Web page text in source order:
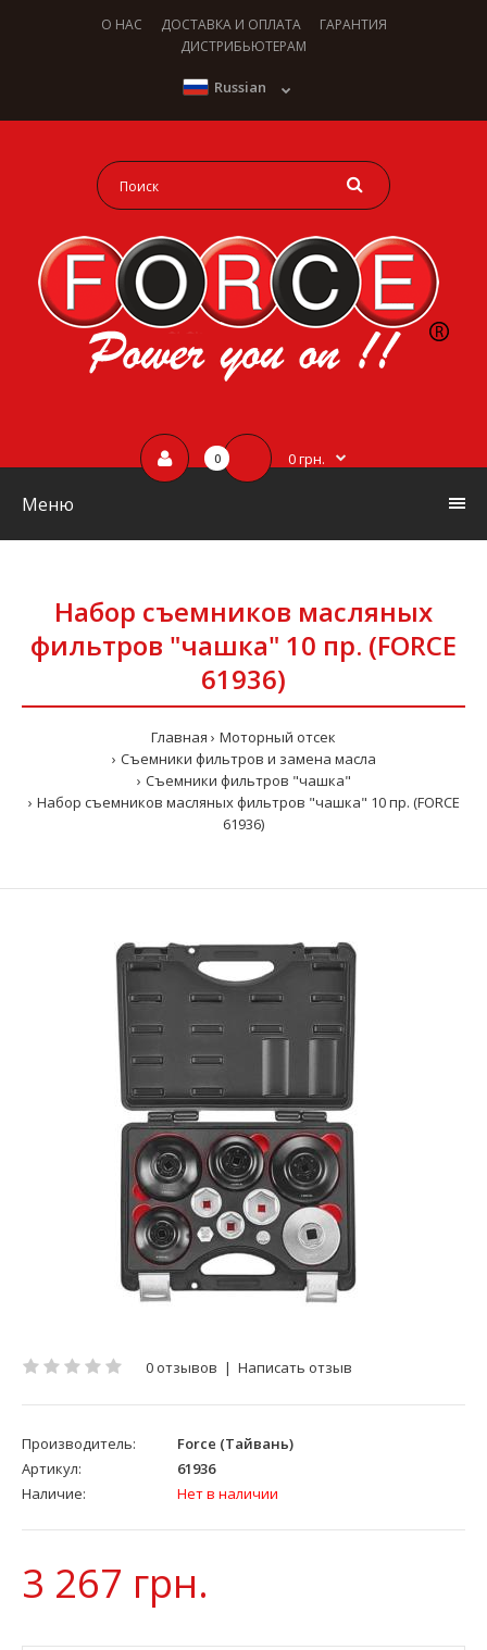
О НАС ДОСТАВКА И ОПЛАТА
ГАРАНТИЯ
ДИСТРИБЬЮТЕРАМ
Russian
0 0 грн.
Меню
Набор съемников масляных
фильтров "чашка" 10 пр. (FORCE
61936)
Главная
Моторный отсек
Съемники фильтров и замена масла
Съемники фильтров "чашка"
Набор съемников масляных фильтров "чашка" 10 пр. (FORCE
61936)
0 отзывов | Написать отзыв
Производитель:
Force (Тайвань)
Артикул:
61936
Наличие:
Нет в наличии
3 267 грн.